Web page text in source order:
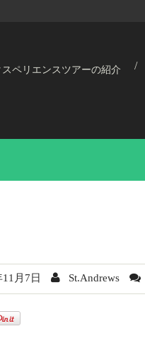
スペリエンスツアーの紹介
月7日 St.Andrews